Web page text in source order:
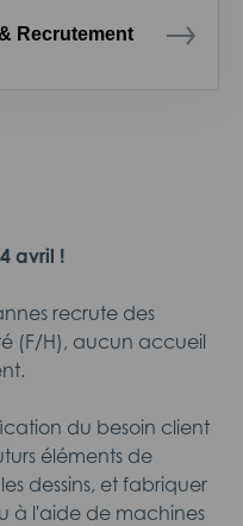
Recrutement
avril !
recrute des
(F/H), aucun accueil
du besoin client
éléments de
dessins, et fabriquer
à l'aide de machines